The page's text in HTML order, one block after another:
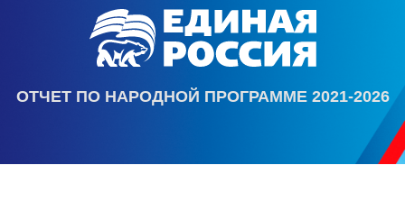
ОТЧЕТ ПО НАРОДНОЙ ПРОГРАММЕ 2021-2026